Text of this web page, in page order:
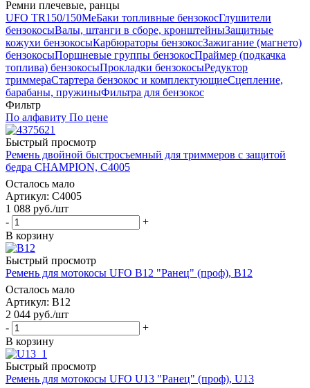
Ремни плечевые, ранцы
UFO TR150/150MeБаки топливные бензокосГлушители
бензокосыВалы, штанги в сборе, кронштейныЗащитные
кожухи бензокосыКарбюраторы бензокосЗажигание (магнето)
бензокосыПоршневые группы бензокосПраймер (подкачка
топлива) бензокосыПрокладки бензокосыРедуктор
триммераСтартера бензокос и комплектующиеСцепление,
барабаны, пружиныФильтра для бензокос
Фильтр
По алфавиту По цене
Быстрый просмотр
Ремень двойной быстросъемный для триммеров с защитой
бедра CHAMPION, C4005
Осталось мало
Артикул: C4005
1 088 руб./шт
-
+
В корзину
Быстрый просмотр
Ремень для мотокосы UFO B12 "Ранец" (проф), B12
Осталось мало
Артикул: B12
2 044 руб./шт
-
+
В корзину
Быстрый просмотр
Ремень для мотокосы UFO U13 "Ранец" (проф), U13